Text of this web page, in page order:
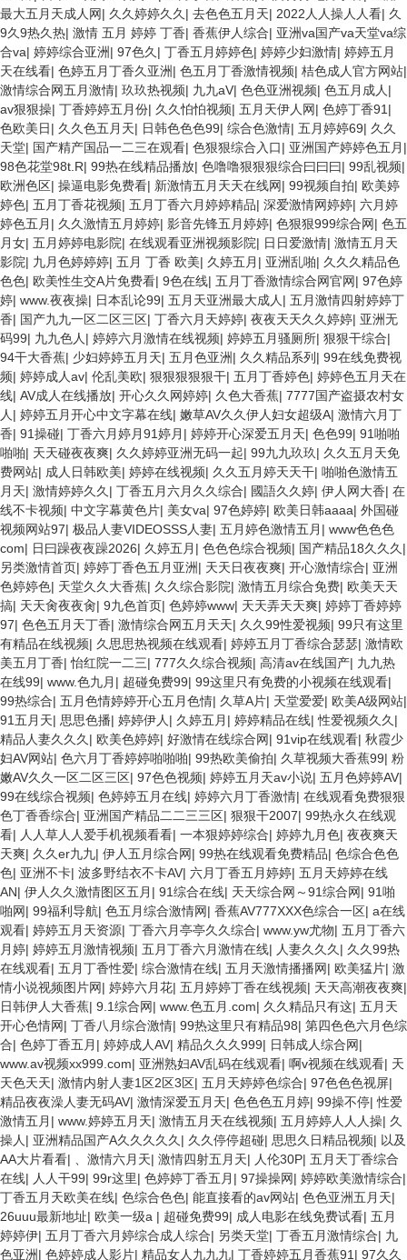
最大五月天成人网| 久久婷婷久久 | 去色色五月天| 2022人人操人人看| 久
9久9热久热| 激情 五月 婷婷 丁香| 香蕉伊人综合| 亚洲va国产va天堂va综
合va| 婷婷综合亚洲| 97色久 | 丁香五月婷婷色| 婷婷少妇激情| 婷婷五月
天在线看| 色婷五月丁香久亚洲| 色五月丁香激情视频| 桔色成人官方网站|
激情综合网五月激情| 玖玖热视频| 九九aV| 色色亚洲视频| 色五月成人 |
av狠狠操| 丁香婷婷五月份| 久久怕怕视频| 五月天伊人网| 色婷丁香91 |
色欧美日| 久久色五月天| 日韩色色色99| 综合色激情| 五月婷婷69| 久久
天堂| 国产精产国品一二三在观看| 色狠狠综合入口| 亚洲国产婷婷色五月 |
98色花堂98t.R| 99热在线精品播放| 色噜噜狠狠狠综合曰曰曰| 99乱视频|
欧洲色区| 操逼电影免费看| 新激情五月天天在线网| 99视频自拍| 欧美婷
婷色| 五月丁香花视频| 五月丁香六月婷婷精品| 深爱激情网婷婷| 六月婷
婷色五月 | 久久激情五月婷婷| 影音先锋五月婷婷| 色狠狠999综合网| 色五
月女| 五月婷婷电影院| 在线观看亚洲视频影院| 日日爱激情| 激情五月天
影院| 九月色婷婷婷| 五月 丁香 欧美| 久婷五月 | 亚洲乱啪| 久久久精品色
色色| 欧美性生交A片免费看| 9色在线| 五月丁香激情综合网官网| 97色婷
婷| www.夜夜操| 日本乱论99| 五月天亚洲最大成人 | 五月激情四射婷婷丁
香| 国产九九一区二区三区| 丁香六月天婷婷| 夜夜天天久久婷婷| 亚洲无
码99| 九九色人 | 婷婷六月激情在线视频| 婷婷五月骚厕所| 狠狠干综合|
94干大香蕉| 少妇婷婷五月天| 五月色亚洲| 久久精品系列| 99在线免费视
频| 婷婷成人av| 伦乱美欧| 狠狠狠狠狠干| 五月丁香婷色| 婷婷色五月天在
线| AV成人在线播放| 开心久久网婷婷| 久色大香蕉| 7777国产盗摄农村女
人 | 婷婷五月开心中文字幕在线| 嫩草AV久久伊人妇女超级A| 激情六月丁
香| 91操碰| 丁香六月婷月91婷月 | 婷婷开心深爱五月天| 色色99| 91啪啪
啪啪| 天天碰夜夜爽| 久久婷婷亚洲无码一起| 99九九玖玖| 久久五月天免
费网站| 成人日韩欧美| 婷婷在线视频| 久久五月婷天天干| 啪啪色激情五
月天| 激情婷婷久久 | 丁香五月六月久久综合| 國語久久婷| 伊人网大香| 在
线不卡视频| 中文字幕黄色片| 美女va| 97色婷婷| 欧美日韩aaaa| 外国碰
视频网站97| 极品人妻VIDEOSSS人妻| 五月婷色激情五月 | www色色色
com| 日曰躁夜夜躁2026| 久婷五月 | 色色色综合视频| 国产精品18久久久 |
另类激情首页| 婷婷丁香色五月亚洲| 天天日夜夜爽| 开心激情综合| 亚洲
色婷婷色| 天堂久久大香蕉| 久久综合影院| 激情五月综合免费| 欧美天天
搞| 天天肏夜夜肏| 9九色首页| 色婷婷www| 天天弄天天爽| 婷婷丁香婷婷
97| 色色五月天丁香| 激情综合网五月天天| 久久99性爱视频| 99只有这里
有精品在线视频| 久思思热视频在线观看| 婷婷五月丁香综合瑟瑟| 激情欧
美五月丁香|怡红院一二三| 777久久综合视频| 高清av在线国产| 九九热
在线99| www.色九月 | 超碰免费99| 99这里只有免费的小视频在线观看|
99热综合| 五月色情婷婷开心五月色情| 久草A片| 天堂爱爱| 欧美A级网站|
91五月天| 思思色播| 婷婷伊人 | 久婷五月 | 婷婷精品在线|性爱视频久久 |
精品人妻久久久 | 欧美色婷婷| 好激情在线综合网| 91vip在线观看| 秋霞少
妇AV网站| 色六月丁香婷婷啪啪啪| 99热欧美偷拍| 久草视频大香蕉99| 粉
嫩AV久久一区二区三区| 97色色视频| 婷婷五月天av小说| 五月色婷婷AV|
99在线综合视频| 色婷婷五月在线| 婷婷六月丁香激情| 在线观看免费狠狠
色丁香香综合| 亚洲国产精品二二三三区| 狠狠干2007| 99热永久在线观
看| 人人草人人爱手机视频看看| 一本狠婷婷综合| 婷婷九月色| 夜夜爽天
天爽| 久久er九九| 伊人五月综合网| 99热在线观看免费精品| 色综合色色
色| 亚洲不卡| 波多野结衣不卡AV| 六月丁香五月婷婷| 五月天婷婷在线
AN| 伊人久久激情图区五月 | 91综合在线| 天天综合网～91综合网| 91啪
啪网| 99福利导航| 色五月综合激情网| 香蕉AV777XXX色综合一区| a在线
观看| 婷婷五月天资源| 丁香六月亭亭久久综合| www.yw尤物| 五月丁香六
月婷| 婷婷五月激情视频| 五月丁香六月激情在线| 人妻久久久 | 久久99热
在线观看| 五月丁香性爱| 综合激情在线| 五月天激情播播网| 欧美猛片| 激
情小说视频图片网| 婷婷六月花| 五月婷婷丁香在线视频| 天天高潮夜夜爽|
日韩伊人大香蕉| 9.1综合网| www.色五月.com| 久久精品只有这| 五月天
开心色情网| 丁香八月综合激情| 99热这里只有精品98| 第四色色六月色综
合| 色婷丁香五月 | 婷婷成人AV| 精品久久久999| 日韩成人综合网|
www.av视频xx999.com| 亚洲熟妇AV乱码在线观看| 啊v视频在线观看| 天
天色天天| 激情内射人妻1区2区3区| 五月天婷婷色综合| 97色色色视屏|
精品夜夜澡人妻无码AV| 激情深爱五月天| 色色色五月婷| 99操不停|性爱
激情五月 | www.婷婷五月天| 激情五月天在线视频| 五月婷婷人人人操| 久
操人 | 亚洲精品国产A久久久久久 | 久久停停超碰| 思思久日精品视频| 以及
AA大片看看| 、激情六月天| 激情四射五月天| 人伦30P| 五月天丁香综合
在线| 人人干99| 99r这里| 色婷婷丁香五月 | 97操操网| 婷婷欧美激情综合|
丁香五月天欧美在线| 色综合色色| 能直接看的av网站| 色色亚洲五月天|
26uuu最新地址| 欧美一级a | 超碰免费99| 成人电影在线免费试看| 五月
婷婷伊| 五月丁香六月婷综合成人综合| 另类天堂| 丁香五月激情综合| 九
色亚洲| 色婷婷成人影片| 精品女人九九九| 丁香婷婷五月香蕉91 | 97久久